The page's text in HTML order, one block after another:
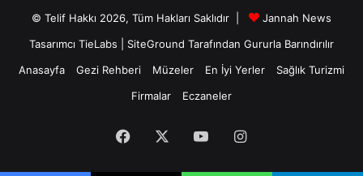
© Telif Hakkı 2026, Tüm Hakları Saklıdır |
Jannah News
Tasarımcı TieLabs
SiteGround Tarafından Gururla Barındırılır
Anasayfa
Gezi Rehberi Müzeler En İyi Yerler
Sağlık Turizmi
Firmalar
Eczaneler
Facebook YouTubeInstagram